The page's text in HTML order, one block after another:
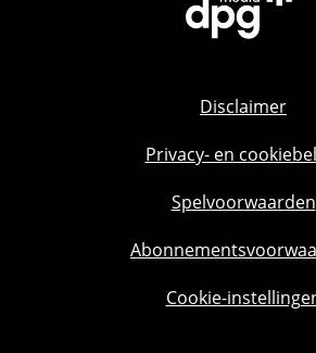
Disclaimer
Privacy- en
Spelvoorwaarden
Cookie-